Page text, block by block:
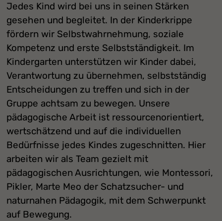
Jedes Kind wird bei uns in seinen Stärken
gesehen und begleitet. In der Kinderkrippe
fördern wir Selbstwahrnehmung, soziale
Kompetenz und erste Selbstständigkeit. Im
Kindergarten unterstützen wir Kinder dabei,
Verantwortung zu übernehmen, selbstständig
Entscheidungen zu treffen und sich in der
Gruppe achtsam zu bewegen. Unsere
pädagogische Arbeit ist ressourcenorientiert,
wertschätzend und auf die individuellen
Bedürfnisse jedes Kindes zugeschnitten. Hier
arbeiten wir als Team gezielt mit
pädagogischen Ausrichtungen, wie Montessori,
Pikler, Marte Meo der Schatzsucher- und
naturnahen Pädagogik, mit dem Schwerpunkt
auf Bewegung.